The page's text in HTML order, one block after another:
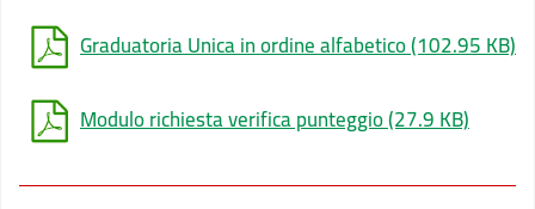
Graduatoria Unica in ordine alfabetico(102.95 KB)
Modulo richiesta verifica punteggio(27.9 KB)